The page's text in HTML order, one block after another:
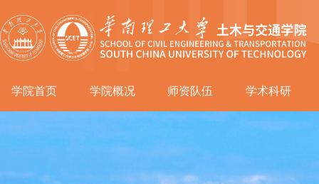
学院首页 学院概况 师资队伍 学术科研